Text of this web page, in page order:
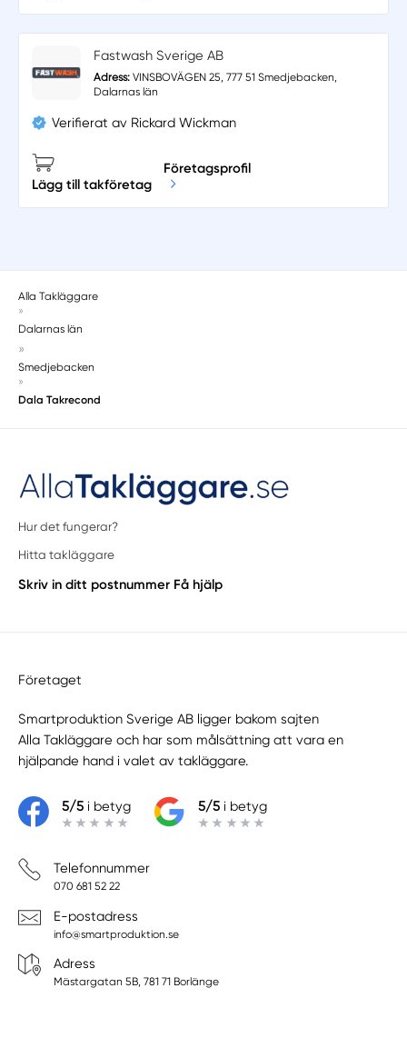
Fastwash Sverige AB
Adress:VINSBOVÄGEN 25, 777 51 Smedjebacken,
Dalarnas län
Verifierat av Rickard Wickman
Lägg till takföretag
Företagsprofil
Alla Takläggare
»
Dalarnas län
»
Smedjebacken
»
Dala Takrecond
Hur det fungerar?
Hitta takläggare
Skriv in ditt postnummer Få hjälp
Företaget
Smartproduktion Sverige AB ligger bakom sajten
Alla Takläggare och har som målsättning att vara en
hjälpande hand i valet av takläggare.
5/5i betyg 5/5i betyg
Telefonnummer
070 681 52 22
E-postadress
info@smartproduktion.se
Adress
Mästargatan 5B, 781 71 Borlänge